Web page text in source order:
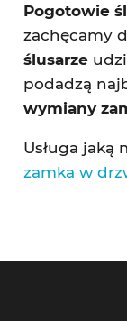
Pogotowie
zachęcamy
ślusarze
podadzą
wymiany
Usługa jaką
zamka w